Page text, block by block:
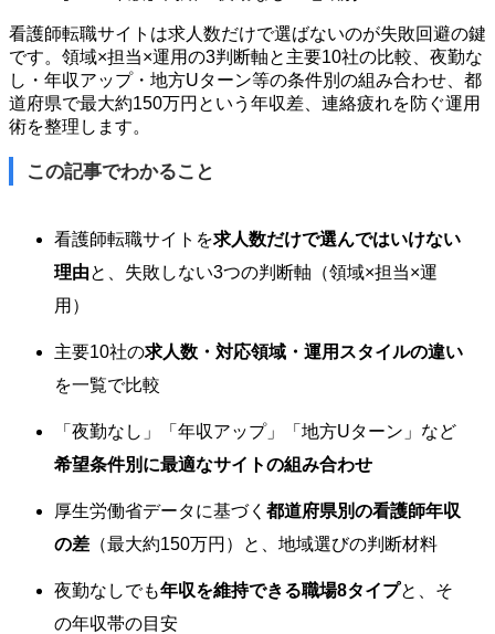
看護師転職サイトは求人数だけで選ばないのが失敗回避の鍵
です。領域×担当×運用の3判断軸と主要10社の比較、夜勤な
し・年収アップ・地方Uターン等の条件別の組み合わせ、都
道府県で最大約150万円という年収差、連絡疲れを防ぐ運用
術を整理します。
この記事でわかること
看護師転職サイトを求人数だけで選んではいけない
理由と、失敗しない3つの判断軸（領域×担当×運
用）
主要10社の求人数・対応領域・運用スタイルの違い
を一覧で比較
「夜勤なし」「年収アップ」「地方Uターン」など
希望条件別に最適なサイトの組み合わせ
厚生労働省データに基づく 都道府県別の看護師年収
の差（最大約150万円）と、地域選びの判断材料
夜勤なしでも年収を維持できる職場8タイプと、そ
の年収帯の目安